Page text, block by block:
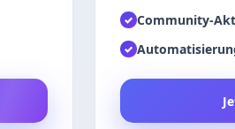
✓ Community-
✓